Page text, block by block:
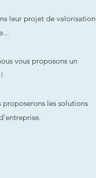
leur projet de valorisation
vous proposons un
les solutions